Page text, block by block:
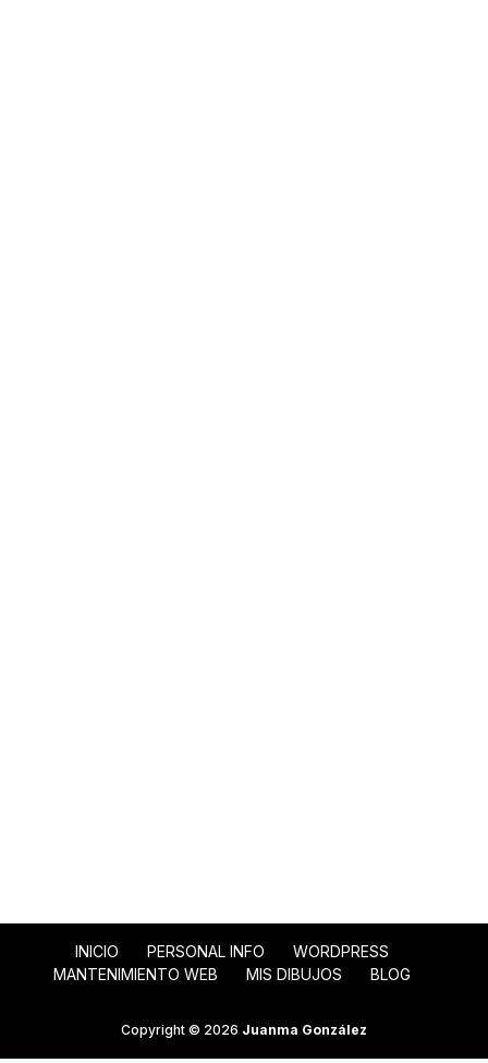
INICIO PERSONAL INFO
WORDPRESS
MANTENIMIENTO WEB
MIS DIBUJOS BLOG
Copyright © 2026 Juanma González